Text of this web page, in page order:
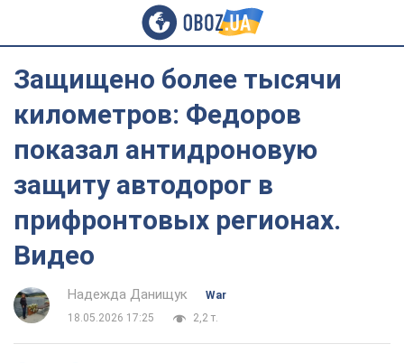
Защищено более тысячи
километров: Федоров
показал антидроновую
защиту автодорог в
прифронтовых регионах.
Видео
Надежда Данищук
War
18.05.2026 17:25
2,2 т.